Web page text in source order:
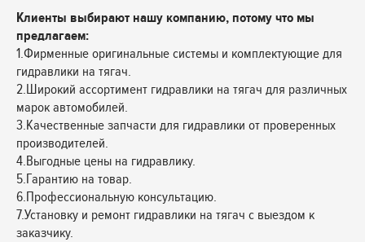
Клиенты выбирают нашу компанию, потому что мы
предлагаем:
1.Фирменные оригинальные системы и комплектующие для
гидравлики на тягач.
2.Широкий ассортимент гидравлики на тягач для различных
марок автомобилей.
3.Качественные запчасти для гидравлики от проверенных
производителей.
4.Выгодные цены на гидравлику.
5.Гарантию на товар.
6.Профессиональную консультацию.
7.Установку и ремонт гидравлики на тягач с выездом к
заказчику.